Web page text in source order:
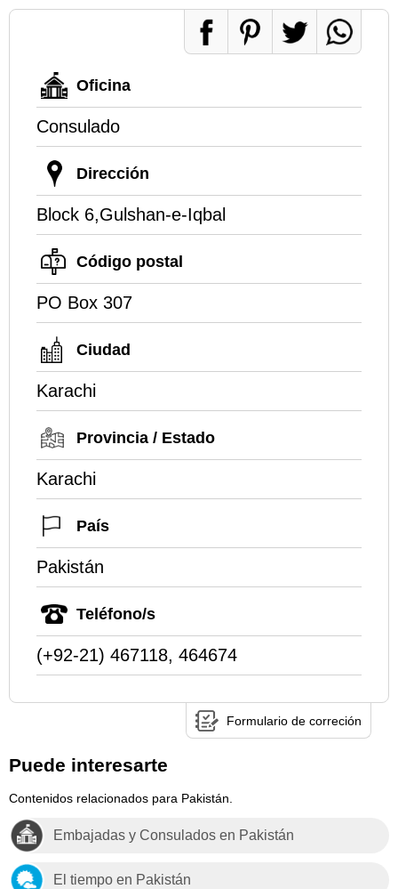
Oficina
Consulado
Dirección
Block 6,Gulshan-e-Iqbal
Código postal
PO Box 307
Ciudad
Karachi
Provincia / Estado
Karachi
País
Pakistán
Teléfono/s
(+92-21) 467118, 464674
Formulario de correción
Puede interesarte
Contenidos relacionados para Pakistán.
Embajadas y Consulados en Pakistán
El tiempo en Pakistán